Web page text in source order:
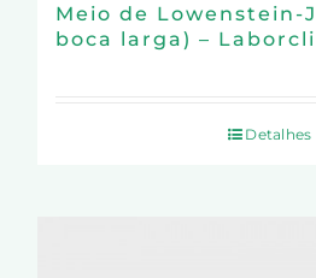
Meio de Lowenstein-
boca larga) –
Detalhes